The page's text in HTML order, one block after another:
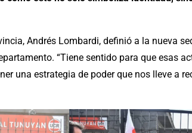
Andrés Lombardi, definió a la nueva
“Tiene sentido para que esas
una estrategia de poder que nos lleve a